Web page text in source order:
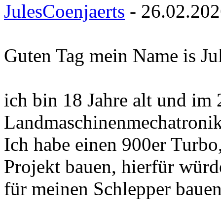
JulesCoenjaerts -
Guten Tag mein Name is
ich bin 18 Jahre alt und im
Ich habe einen 900er
Projekt bauen, hierfür
für meinen Schlepper